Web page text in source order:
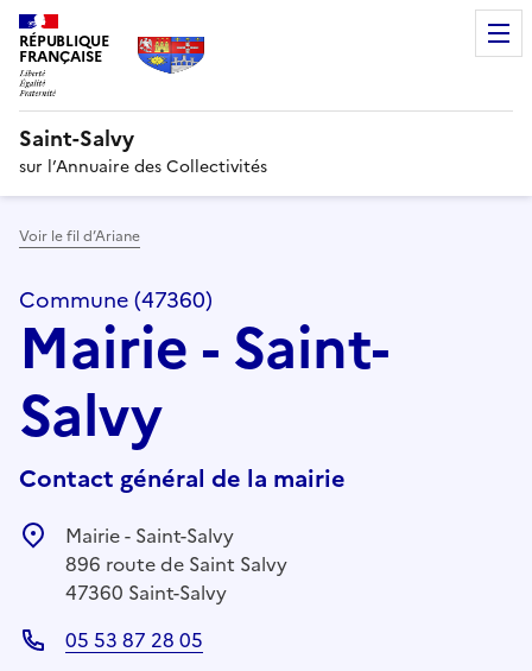
RÉPUBLIQUE
FRANÇAISE
Saint-Salvy
sur l’Annuaire des Collectivités
Voir le fil d’Ariane
Commune (47360)
Mairie - Saint-
Salvy
Contact général de la mairie
Mairie - Saint-Salvy
896 route de Saint Salvy
47360 Saint-Salvy
05 53 87 28 05